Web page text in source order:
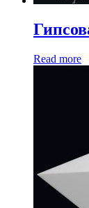
Read more